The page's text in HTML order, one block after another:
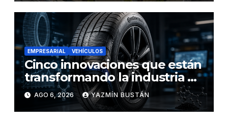
EMPRESARIAL VEHÍCULOS
Cinco innovaciones que están
transformando la industria de
los neumáticos y redefinen el
futuro de la movilidad
AGO 6, 2026 YAZMÍN BUSTÁN